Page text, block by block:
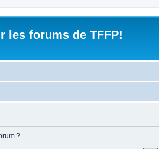
les forums de TFFP!
?